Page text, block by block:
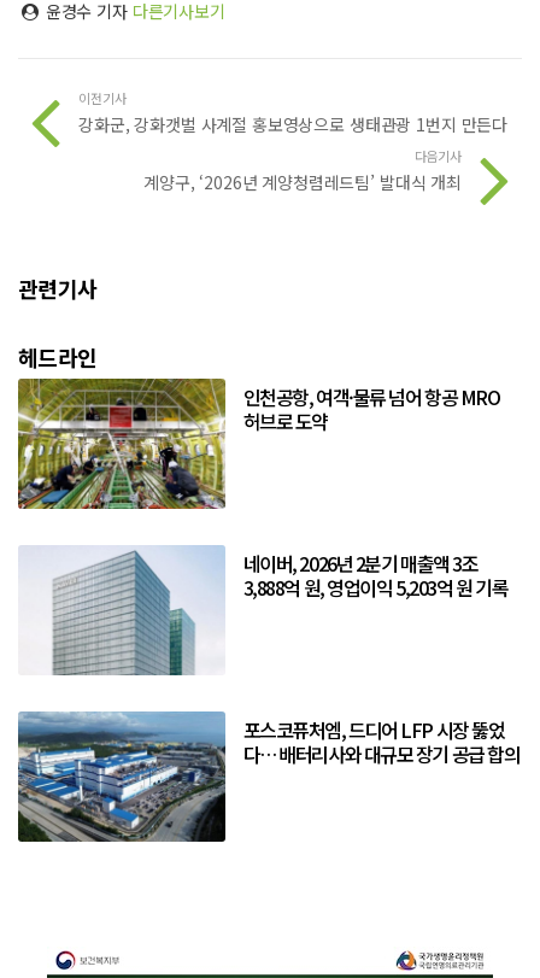
윤경수 기자 다른기사보기
이전기사
강화군, 강화갯벌 사계절 홍보영상으로 생태관광 1번지 만든다
다음기사
계양구, ‘2026년 계양청렴레드팀’ 발대식 개최
관련기사
헤드라인
인천공항, 여객·물류 넘어 항공 MRO
허브로 도약
네이버, 2026년 2분기 매출액 3조
3,888억 원, 영업이익 5,203억 원 기록
포스코퓨처엠, 드디어 LFP 시장 뚫었
다… 배터리사와 대규모 장기 공급 합의